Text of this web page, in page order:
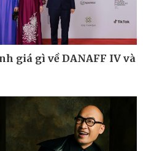
Tiêu dùng
Giá vàng
Tỷ giá
Chứng khoán
Xổ số 3 miền
giá gì về DANAFF IV và